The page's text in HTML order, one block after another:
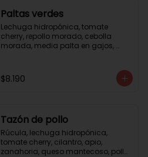
Paltas verdes
Lechuga hidropónica, tomate
cherry, repollo morado, cebolla
morada, media palta en gajos,
$8.190
Tazón de pollo
Rúcula, lechuga hidropónica,
tomate cherry, cilantro, apio,
zanahoria, queso mantecoso, pollo